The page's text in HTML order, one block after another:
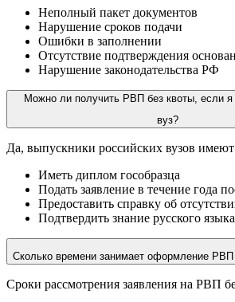
Неполный пакет документов
Нарушение сроков подачи
Ошибки в заполнении
Отсутствие подтверждения
Нарушение законодательства РФ
Можно ли получить РВП без квоты, если я
вуз?
Да, выпускники российских вузов имеют
Иметь диплом гособразца
Подать заявление в течение года
Предоставить справку об
Подтвердить знание русского языка
Сколько времени занимает оформление РВП
Сроки рассмотрения заявления на РВП